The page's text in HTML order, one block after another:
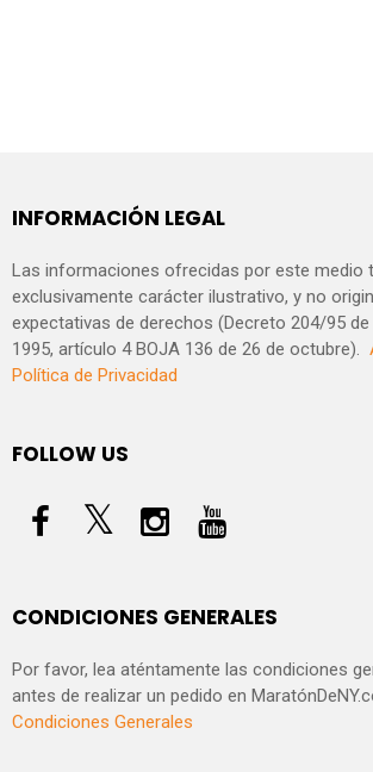
INFORMACIÓN LEGAL
Las informaciones ofrecidas por este medio
exclusivamente carácter ilustrativo, y no
expectativas de derechos (Decreto 204/95
1995, artículo 4 BOJA 136 de 26 de octubre).
Política de Privacidad
FOLLOW US
CONDICIONES GENERALES
Por favor, lea aténtamente las condiciones
antes de realizar un pedido en
Condiciones Generales